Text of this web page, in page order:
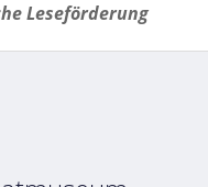
Leseförderung